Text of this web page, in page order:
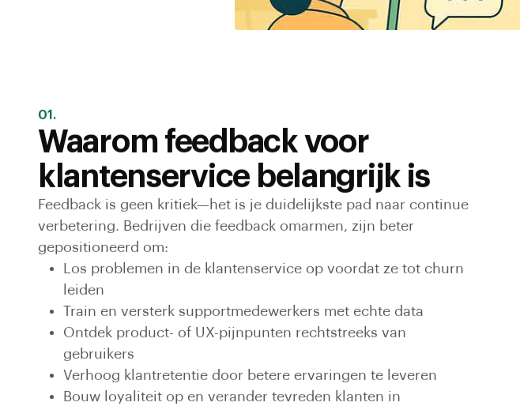
01.
Waarom feedback voor
klantenservice belangrijk is
Feedback is geen kritiek—het is je duidelijkste pad naar continue
verbetering. Bedrijven die feedback omarmen, zijn beter
gepositioneerd om:
Los problemen in de klantenservice op voordat ze tot churn
leiden
Train en versterk supportmedewerkers met echte data
Ontdek product- of UX-pijnpunten rechtstreeks van
gebruikers
Verhoog klantretentie door betere ervaringen te leveren
Bouw loyaliteit op en verander tevreden klanten in